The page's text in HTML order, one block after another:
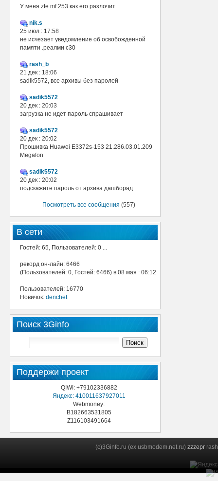
У меня zte mf 253 как его разлочит
nik.s
25 июл : 17:58
не исчезает уведомление об освобожденной
памяти .реалми с30
rash_b
21 дек : 18:06
sadik5572, все архивы без паролей
sadik5572
20 дек : 20:03
загрузка не идет пароль спрашивает
sadik5572
20 дек : 20:02
Прошивка Huawei E3372s-153 21.286.03.01.209
Megafon
sadik5572
20 дек : 20:02
подскажите пароль от архива дашборад
Посмотреть все сообщения (557)
В сети
Гостей: 65, Пользователей: 0 ...
рекорд он-лайн: 6466
(Пользователей: 0, Гостей: 6466) в 08 мая : 06:12
Пользователей: 16770
Новичок: denchet
Поиск 3Ginfo
Поддержи проект
QIWI: +79102336882
Яндекс: 410011637927011
Webmoney:
B182663531805
Z116103491664
(c)3Ginfo.ru (ex usbmodem.net.ru) zzzepr